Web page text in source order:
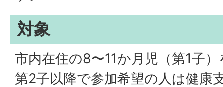
対象
市内在住の8〜11か月児（第1子
第2子以降で参加希望の人は健康